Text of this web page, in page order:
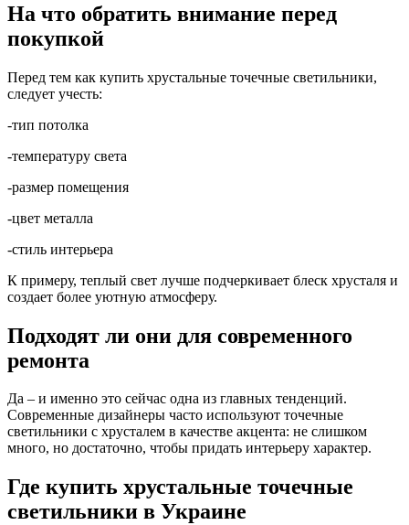
На что обратить внимание перед
покупкой
Перед тем как купить хрустальные точечные светильники,
следует учесть:
-тип потолка
-температуру света
-размер помещения
-цвет металла
-стиль интерьера
К примеру, теплый свет лучше подчеркивает блеск хрусталя и
создает более уютную атмосферу.
Подходят ли они для современного
ремонта
Да – и именно это сейчас одна из главных тенденций.
Современные дизайнеры часто используют точечные
светильники с хрусталем в качестве акцента: не слишком
много, но достаточно, чтобы придать интерьеру характер.
Где купить хрустальные точечные
светильники в Украине